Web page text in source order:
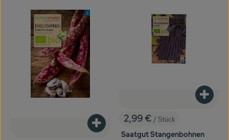
Produkt zum Warenkorb hinzufügen
, Preis:
2,99 € / Stück
Saatgut Stangenbohnen